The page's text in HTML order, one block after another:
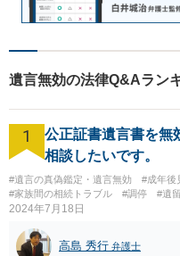
遺言無効の法律Q&Aラン
1
公正証書遺言書を無
相談したいです。
#遺言の真偽鑑定・遺言無効 #成年後
#家族間の相続トラブル
#調停 #遺
2024年7月18日
高島 秀行 弁護士